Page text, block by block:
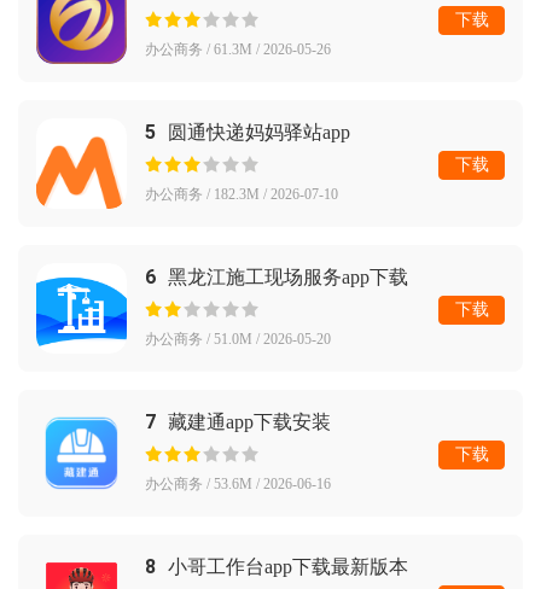
办公商务 / 61.3M / 2026-05-26
下载
5 圆通快递妈妈驿站app
办公商务 / 182.3M / 2026-07-10
下载
6 黑龙江施工现场服务app下载
办公商务 / 51.0M / 2026-05-20
下载
7 藏建通app下载安装
办公商务 / 53.6M / 2026-06-16
下载
8 小哥工作台app下载最新版本